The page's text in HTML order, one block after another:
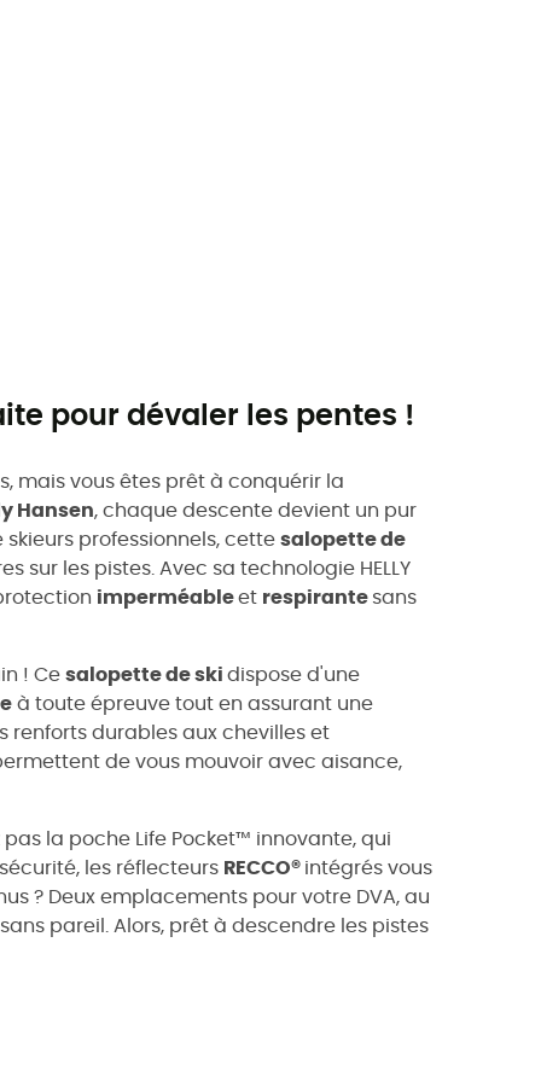
pour dévaler les pentes !
mais vous êtes prêt à conquérir la
Hansen, chaque descente devient un pur
professionnels, cette salopette de
sur les pistes. Avec sa technologie HELLY
imperméableet respirante sans
! Ce salopette de ski dispose d'une
à toute épreuve tout en assurant une
renforts durables aux chevilles et
de vous mouvoir avec aisance,
la poche Life Pocket™ innovante, qui
les réflecteurs RECCO® intégrés vous
? Deux emplacements pour votre DVA, au
pareil. Alors, prêt à descendre les pistes